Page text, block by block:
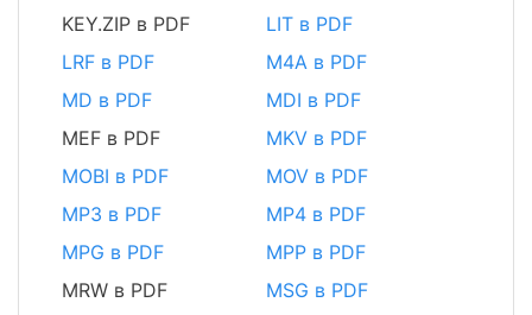
KEY.ZIP в PDF
LIT в PDF
LRF в PDF
M4A в PDF
MD в PDF
MDI в PDF
MEF в PDF
MKV в PDF
MOBI в PDF
MOV в PDF
MP3 в PDF
MP4 в PDF
MPG в PDF
MPP в PDF
MRW в PDF
MSG в PDF